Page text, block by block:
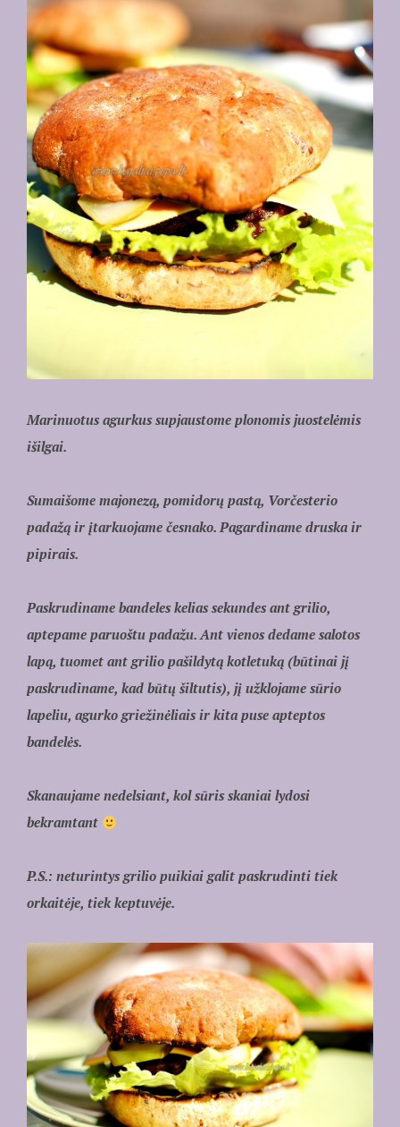
Marinuotus agurkus supjaustome plonomis juostelėmis
išilgai.
Sumaišome majonezą, pomidorų pastą, Vorčesterio
padažą ir įtarkuojame česnako. Pagardiname druska ir
pipirais.
Paskrudiname bandeles kelias sekundes ant grilio,
aptepame paruoštu padažu. Ant vienos dedame salotos
lapą, tuomet ant grilio pašildytą kotletuką (būtinai jį
paskrudiname, kad būtų šiltutis), jį užklojame sūrio
lapeliu, agurko griežinėliais ir kita puse apteptos
bandelės.
Skanaujame nedelsiant, kol sūris skaniai lydosi
bekramtant
P.S.: neturintys grilio puikiai galit paskrudinti tiek
orkaitėje, tiek keptuvėje.